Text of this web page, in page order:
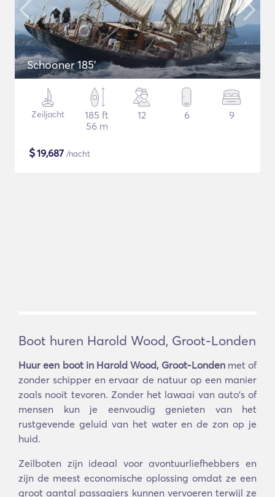
Schooner 185'
Zeiljacht
185 ft
56 m
12 6 9
$19,687 /nacht
Boot huren Harold Wood, Groot-Londen
Huur een boot in Harold Wood, Groot-Londenmet of
zonder schipper en ervaar de natuur op een manier
zoals nooit tevoren. Zonder het lawaai van auto's of
mensen kun je eenvoudig genieten van het
rustgevende geluid van het water en de zon op je
huid.
Zeilboten zijn ideaal voor avontuurliefhebbers en
zijn de meest economische oplossing omdat ze een
groot aantal passagiers kunnen vervoeren terwijl ze